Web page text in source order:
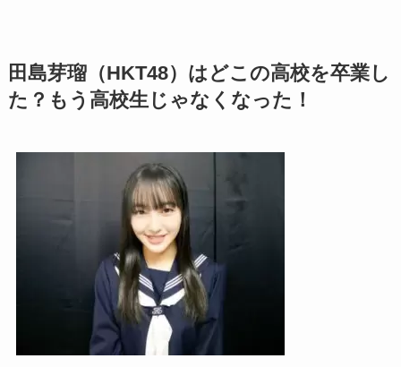
田島芽瑠（HKT48）はどこの高校を卒業し
た？もう高校生じゃなくなった！